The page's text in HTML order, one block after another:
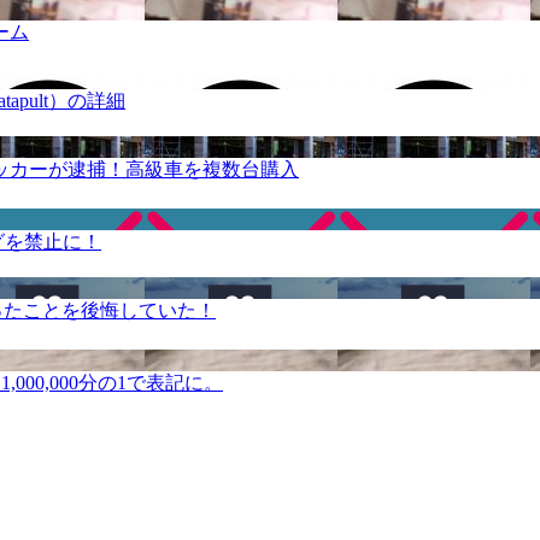
ム
）の詳細
ーが逮捕！高級車を複数台購入
禁止に！
ことを後悔していた！
分の1で表記に。